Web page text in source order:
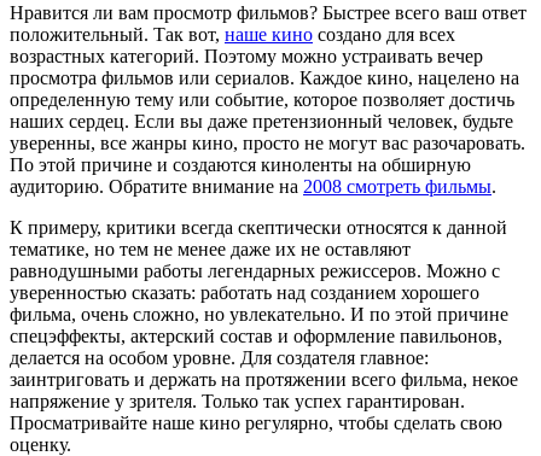
Нравится ли вам просмотр фильмов? Быстрее всего ваш ответ
положительный. Так вот, наше кино создано для всех
возрастных категорий. Поэтому можно устраивать вечер
просмотра фильмов или сериалов. Каждое кино, нацелено на
определенную тему или событие, которое позволяет достичь
наших сердец. Если вы даже претензионный человек, будьте
уверенны, все жанры кино, просто не могут вас разочаровать.
По этой причине и создаются киноленты на обширную
аудиторию. Обратите внимание на 2008 смотреть фильмы.
К примеру, критики всегда скептически относятся к данной
тематике, но тем не менее даже их не оставляют
равнодушными работы легендарных режиссеров. Можно с
уверенностью сказать: работать над созданием хорошего
фильма, очень сложно, но увлекательно. И по этой причине
спецэффекты, актерский состав и оформление павильонов,
делается на особом уровне. Для создателя главное:
заинтриговать и держать на протяжении всего фильма, некое
напряжение у зрителя. Только так успех гарантирован.
Просматривайте наше кино регулярно, чтобы сделать свою
оценку.